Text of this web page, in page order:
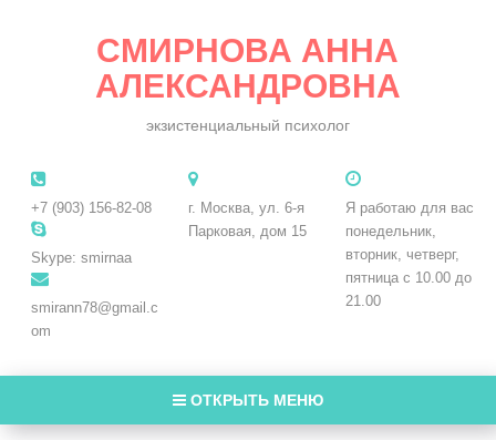
СМИРНОВА АННА
АЛЕКСАНДРОВНА
экзистенциальный психолог
Я работаю для вас
понедельник,
вторник, четверг,
пятница с 10.00 до
21.00
г. Москва, ул. 6-я
Парковая, дом 15
+7 (903) 156-82-08
Skype: smirnaa
smirann78@gmail.c
om
ОТКРЫТЬ МЕНЮ